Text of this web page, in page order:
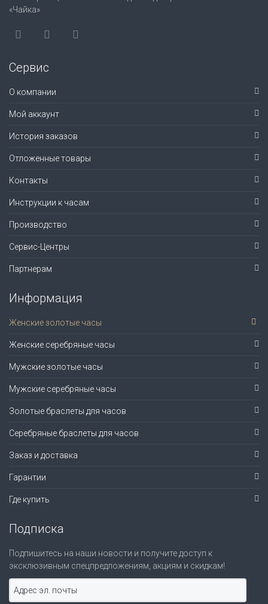
«Чайка»
Сервис
О компании
Мой аккаунт
История заказов
Отложенные товары
Контакты
Инструкции к часам
Производство
Сервис-Центры
Партнерам
Информация
Женские золотые часы
Женские серебряные часы
Мужские золотые часы
Мужские серебряные часы
Золотые браслеты для часов
Серебряные браслеты для часов
Заказ и доставка
Гарантии
Где купить
Подписка
Подпишитесь на наши новости и получите доступ к
эксклюзивным спецпредложениям, акциям и скидкам!